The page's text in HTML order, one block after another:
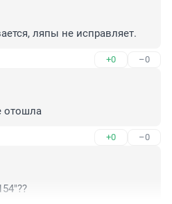
ляпы не исправляет.
+0 –0
отошла
+0 –0